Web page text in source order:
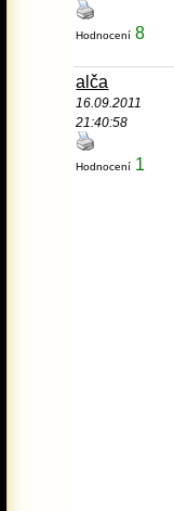
Hodnocení 8
alča
16.09.2011
21:40:58
Hodnocení 1